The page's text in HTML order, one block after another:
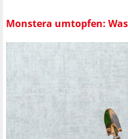
Monstera umtopfen: